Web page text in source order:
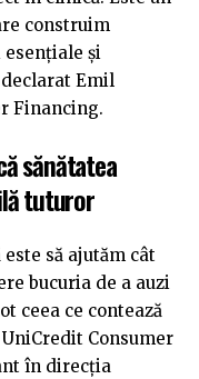
construim
esențiale și
declarat Emil
Financing.
sănătatea
tuturor
să ajutăm cât
bucuria de a auzi
ceea ce contează
Consumer
în direcția